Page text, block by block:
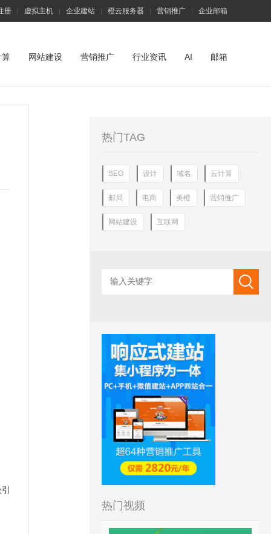
册 | 虚拟主机 | 企业建站 | 橙云服务器 | 营销推广 | 企业邮箱
算 网站建设 营销推广 行业资讯 AI 邮箱
热门TAG
SEO 设计 域名 云计算
邮局 电商 美橙 营销推广
网站建设 互联网
热门视频